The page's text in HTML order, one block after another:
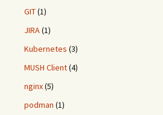
GIT(1)
JIRA(1)
Kubernetes (3)
MUSH Client(4)
nginx(5)
podman (1)